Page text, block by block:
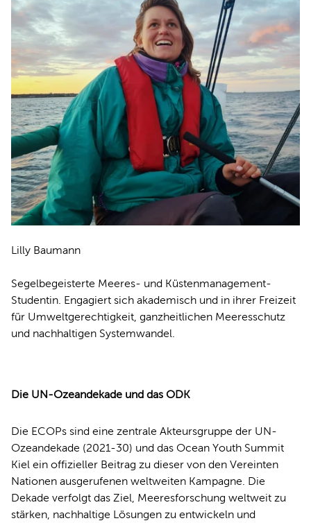
Lilly Baumann
Segelbegeisterte Meeres- und Küstenmanagement-
Studentin. Engagiert sich akademisch und in ihrer Freizeit
für Umweltgerechtigkeit, ganzheitlichen Meeresschutz
und nachhaltigen Systemwandel.
Die UN-Ozeandekade und das ODK
Die ECOPs sind eine zentrale Akteursgruppe der UN-
Ozeandekade (2021-30) und das Ocean Youth Summit
Kiel ein offizieller Beitrag zu dieser von den Vereinten
Nationen ausgerufenen weltweiten Kampagne. Die
Dekade verfolgt das Ziel, Meeresforschung weltweit zu
stärken, nachhaltige Lösungen zu entwickeln und